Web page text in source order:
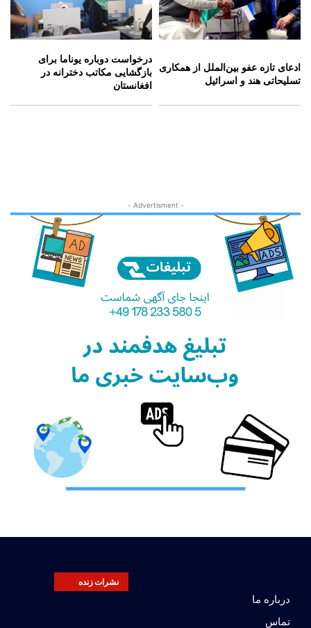
ادعای تازه عفو بین‌الملل از همکاری
تسلیحاتی هند و اسرائیل
درخواست دوباره یوناما برای
بازگشایی مکاتب دخترانه در
افغانستان
- Advertisment -
نشرات زنده
درباره ما
تماس